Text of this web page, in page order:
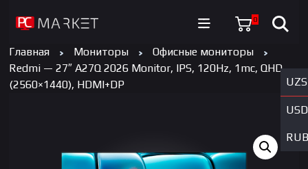
0
UZS
USD
RUB
Главная Мониторы
Офисные мониторы
Redmi — 27″ A27Q 2026 Monitor, IPS, 120Hz, 1mc, QHD
(2560×1440), HDMI+DP